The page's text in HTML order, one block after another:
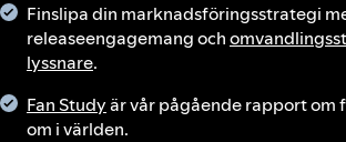
Finslipa din marknadsföringsstrategi
releaseengagemang och
lyssnare.
Fan Studyär vår pågående rapport om
om i världen.